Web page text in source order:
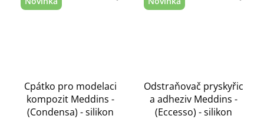
Cpátko pro modelaci
kompozit Meddins -
(Condensa) - silikon
Odstraňovač pryskyřic
a adheziv Meddins -
(Eccesso) - silikon